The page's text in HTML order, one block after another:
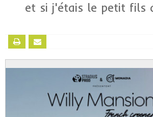
et si j'étais le petit fils